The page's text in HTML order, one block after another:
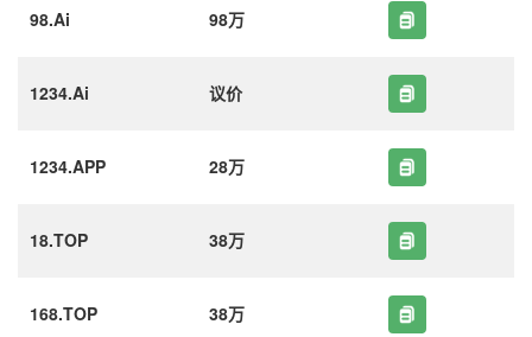
98.Ai 98万
1234.Ai 议价
1234.APP 28万
18.TOP 38万
168.TOP 38万